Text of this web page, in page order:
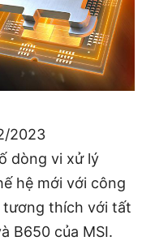
2023
dòng vi xử lý
hệ mới với công
tương thích với tất
B650 của MSI.